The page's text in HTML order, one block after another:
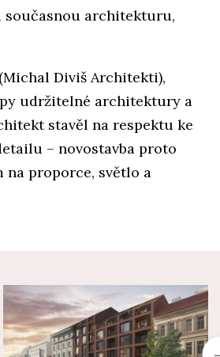
současnou architekturu,
Diviš Architekti),
udržitelné architektury a
stavěl na respektu ke
– novostavba proto
na proporce, světlo a